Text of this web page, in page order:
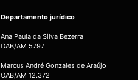
Departamento jurídico
Ana Paula da Silva Bezerra
OAB/AM 5797
Marcus André Gonzales de Araújo
OAB/AM 12.372